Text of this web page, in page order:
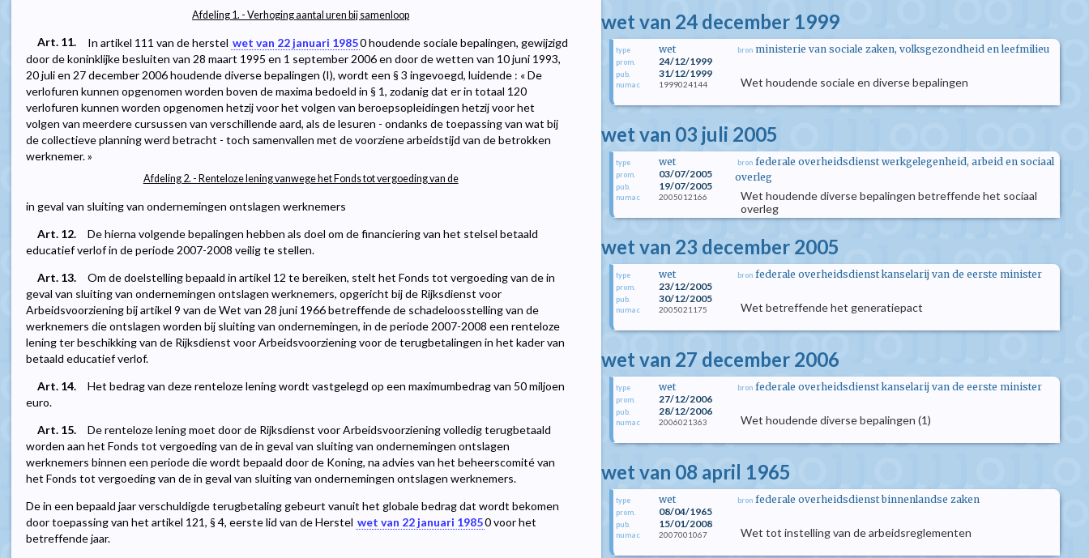
Afdeling 1. - Verhoging aantal uren bij samenloop
Art. 11. In artikel 111 van de herstel wet van 22 januari 19850houdende sociale bepalingen, gewijzigd
door de koninklijke besluiten van 28 maart 1995 en 1 september 2006 en door de wetten van 10 juni 1993,
20 juli en 27 december 2006 houdende diverse bepalingen (I), wordt een § 3 ingevoegd, luidende : « De
verlofuren kunnen opgenomen worden boven de maxima bedoeld in § 1, zodanig dat er in totaal 120
verlofuren kunnen worden opgenomen hetzij voor het volgen van beroepsopleidingen hetzij voor het
volgen van meerdere cursussen van verschillende aard, als de lesuren - ondanks de toepassing van wat bij
de collectieve planning werd betracht - toch samenvallen met de voorziene arbeidstijd van de betrokken
werknemer. »
Afdeling 2. - Renteloze lening vanwege het Fonds tot vergoeding van de
in geval van sluiting van ondernemingen ontslagen werknemers
Art. 12.
De hierna volgende bepalingen hebben als doel om de financiering van het stelsel betaald
educatief verlof in de periode 2007-2008 veilig te stellen.
Art. 13.
Om de doelstelling bepaald in artikel 12 te bereiken, stelt het Fonds tot vergoeding van de in
geval van sluiting van ondernemingen ontslagen werknemers, opgericht bij de Rijksdienst voor
Arbeidsvoorziening bij artikel 9 van de Wet van 28 juni 1966 betreffende de schadeloosstelling van de
werknemers die ontslagen worden bij sluiting van ondernemingen, in de periode 2007-2008 een renteloze
lening ter beschikking van de Rijksdienst voor Arbeidsvoorziening voor de terugbetalingen in het kader van
betaald educatief verlof.
Art. 14.
Het bedrag van deze renteloze lening wordt vastgelegd op een maximumbedrag van 50 miljoen
euro.
Art. 15.
De renteloze lening moet door de Rijksdienst voor Arbeidsvoorziening volledig terugbetaald
worden aan het Fonds tot vergoeding van de in geval van sluiting van ondernemingen ontslagen
werknemers binnen een periode die wordt bepaald door de Koning, na advies van het beheerscomité van
het Fonds tot vergoeding van de in geval van sluiting van ondernemingen ontslagen werknemers.
De in een bepaald jaar verschuldigde terugbetaling gebeurt vanuit het globale bedrag dat wordt bekomen
door toepassing van het artikel 121, § 4, eerste lid van de Herstel wet van 22 januari 19850voor het
betreffende jaar.
wet van 24 december 1999
type wet
prom. 24/12/1999
pub. 31/12/1999
numac 1999024144
bron ministerie van sociale zaken, volksgezondheid en leefmilieu
Wet houdende sociale en diverse bepalingen
wet van 03 juli 2005
type wet
prom. 03/07/2005
pub. 19/07/2005
numac 2005012166
bron federale overheidsdienst werkgelegenheid, arbeid en sociaal
overleg
Wet houdende diverse bepalingen betreffende het sociaal
overleg
wet van 23 december 2005
type wet
prom. 23/12/2005
pub. 30/12/2005
numac 2005021175
bron federale overheidsdienst kanselarij van de eerste minister
Wet betreffende het generatiepact
wet van 27 december 2006
type wet
prom. 27/12/2006
pub. 28/12/2006
numac 2006021363
bron federale overheidsdienst kanselarij van de eerste minister
Wet houdende diverse bepalingen (1)
wet van 08 april 1965
type wet
prom. 08/04/1965
pub. 15/01/2008
numac 2007001067
bron federale overheidsdienst binnenlandse zaken
Wet tot instelling van de arbeidsreglementen